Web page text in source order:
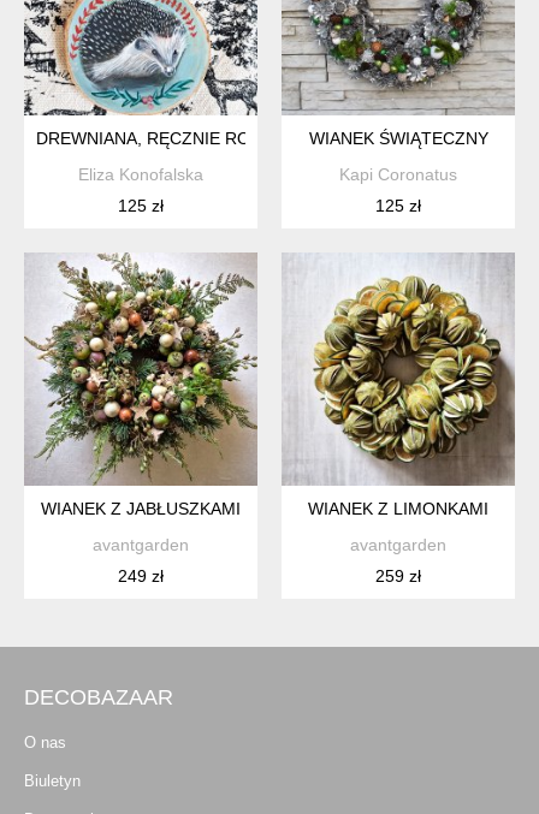
DREWNIANA, RĘCZNIE ROBIONA OZDOBA CHOINKOWA JEŻ,
Eliza Konofalska
125 zł
WIANEK ŚWIĄTECZNY
Kapi Coronatus
125 zł
WIANEK Z JABŁUSZKAMI
avantgarden
249 zł
WIANEK Z LIMONKAMI
avantgarden
259 zł
DECOBAZAAR
O nas
Biuletyn